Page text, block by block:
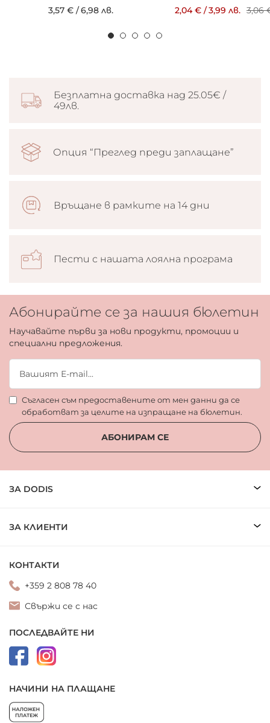
3,57 € /6,98 лв. 2,04 € /3,99 лв. 3,06
Безплатна доставка над 25.05€ /
49лв.
Опция “Преглед преди заплащане”
Връщане в рамките на 14 дни
Пести с нашата лоялна програма
Абонирайте се за нашия бюлетин
Научавайте първи за нови продукти, промоции и
специални предложения.
Съгласен съм предоставените от мен данни да се
обработват за целите на изпращане на бюлетин.
АБОНИРАМ СЕ
ЗА DODIS
ЗА КЛИЕНТИ
КОНТАКТИ
+359 2 808 78 40
Свържи се с нас
ПОСЛЕДВАЙТЕ НИ
НАЧИНИ НА ПЛАЩАНЕ